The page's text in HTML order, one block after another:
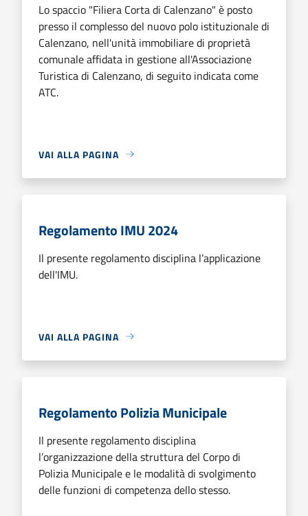
Lo spaccio "Filiera Corta di Calenzano" è posto
presso il complesso del nuovo polo istituzionale di
Calenzano, nell'unità immobiliare di proprietà
comunale affidata in gestione all'Associazione
Turistica di Calenzano, di seguito indicata come
ATC.
VAI ALLA PAGINA
Regolamento IMU 2024
Il presente regolamento disciplina l’applicazione
dell'IMU.
VAI ALLA PAGINA
Regolamento Polizia Municipale
Il presente regolamento disciplina
l’organizzazione della struttura del Corpo di
Polizia Municipale e le modalità di svolgimento
delle funzioni di competenza dello stesso.